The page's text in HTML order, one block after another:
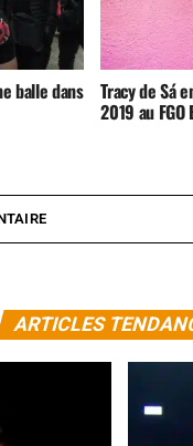
balle dans Tracy de Sá
2019 au
ARTICLES